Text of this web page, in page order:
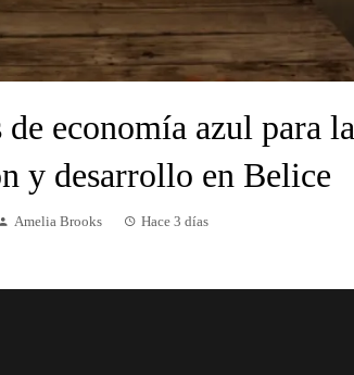
de economía azul para la
y desarrollo en Belice
Amelia Brooks Hace 3 días